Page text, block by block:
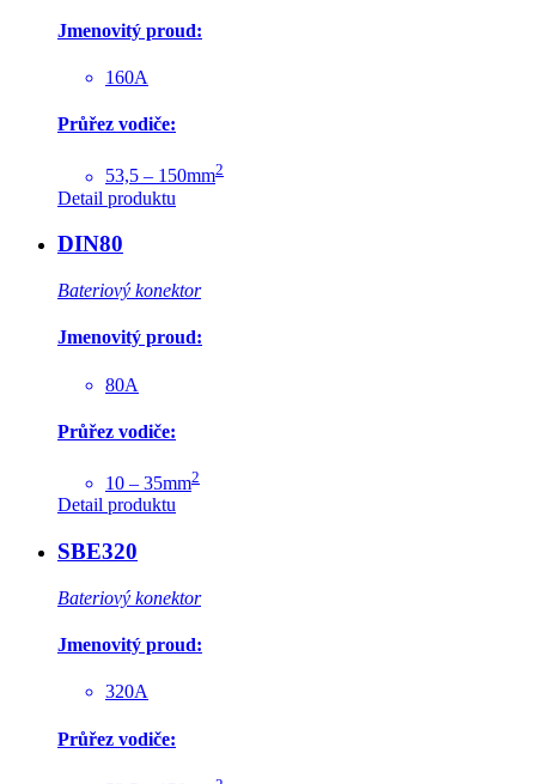
Jmenovitý proud:
160A
Průřez vodiče:
53,5 – 150mm2
Detail produktu
DIN80
Bateriový konektor
Jmenovitý proud:
80A
Průřez vodiče:
10 – 35mm2
Detail produktu
SBE320
Bateriový konektor
Jmenovitý proud:
320A
Průřez vodiče: